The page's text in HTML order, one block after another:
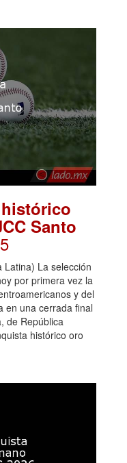
Santo
Latina) La selección
por primera vez la
y del
en una cerrada final
de República
histórico oro